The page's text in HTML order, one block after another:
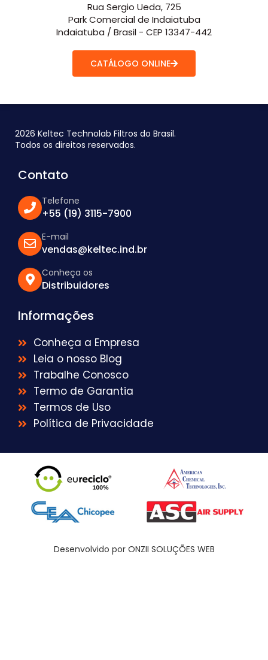
Rua Sergio Ueda, 725
Park Comercial de Indaiatuba
Indaiatuba / Brasil - CEP 13347-442
CATÁLOGO ONLINE
2026 Keltec Technolab Filtros do Brasil.
Todos os direitos reservados.
Contato
Telefone
+55 (19) 3115-7900
E-mail
vendas@keltec.ind.br
Conheça os
Distribuidores
Informações
Conheça a Empresa
Leia o nosso Blog
Trabalhe Conosco
Termo de Garantia
Termos de Uso
Política de Privacidade
Desenvolvido por ONZII SOLUÇÕES WEB